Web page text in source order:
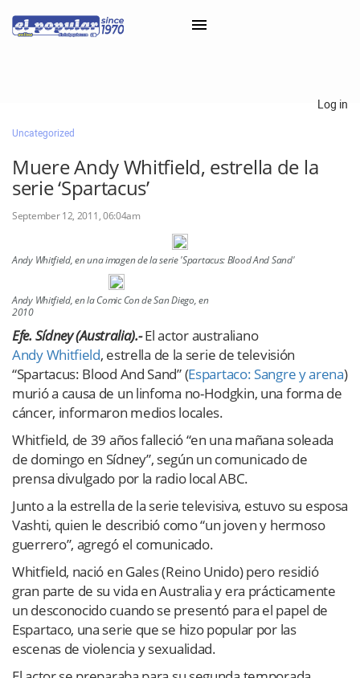
Classifieds
Categorías
Iniciar sesión con Clascal
Log in
Uncategorized
Muere Andy Whitfield, estrella de la
serie ‘Spartacus’
September 12, 2011, 06:04am
Andy Whitfield, en una imagen de la serie 'Spartacus: Blood And Sand'
Andy Whitfield, en la Comic Con de San Diego, en
2010
Efe. Sídney (Australia).-El actor australiano
Andy Whitfield, estrella de la serie de televisión
“Spartacus: Blood And Sand” (Espartaco: Sangre y arena)
murió a causa de un linfoma no-Hodgkin, una forma de
cáncer, informaron medios locales.
Whitfield, de 39 años falleció “en una mañana soleada
de domingo en Sídney”, según un comunicado de
prensa divulgado por la radio local ABC.
Junto a la estrella de la serie televisiva, estuvo su esposa
Vashti, quien le describió como “un joven y hermoso
guerrero”, agregó el comunicado.
Whitfield, nació en Gales (Reino Unido) pero residió
gran parte de su vida en Australia y era prácticamente
un desconocido cuando se presentó para el papel de
Espartaco, una serie que se hizo popular por las
escenas de violencia y sexualidad.